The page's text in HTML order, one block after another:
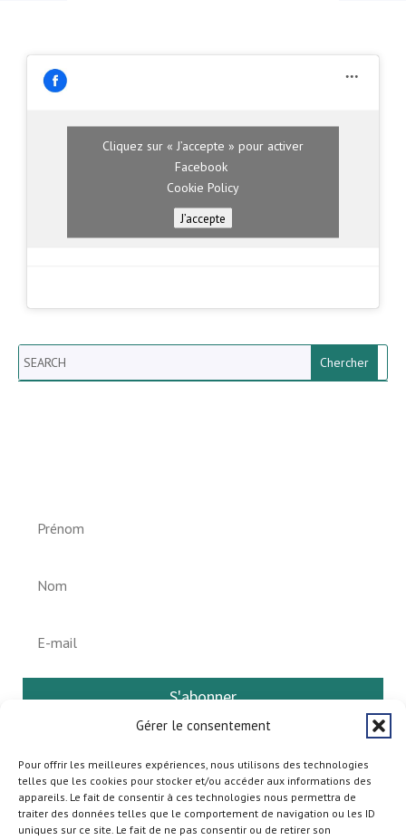
Gérer le consentement
Pour offrir les meilleures expériences, nous utilisons des technologies
telles que les cookies pour stocker et/ou accéder aux informations des
appareils. Le fait de consentir à ces technologies nous permettra de
traiter des données telles que le comportement de navigation ou les ID
uniques sur ce site. Le fait de ne pas consentir ou de retirer son
Cliquez sur « J’accepte » pour activer
Facebook
Cookie Policy
J’accepte
Search
S'abonner